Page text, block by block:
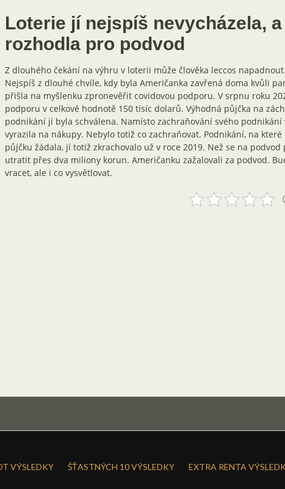
Loterie jí nejspíš nevycházela,
rozhodla pro podvod
Z dlouhého čekání na výhru v loterii může člověka leccos
Nejspíš z dlouhé chvíle, kdy byla Američanka zavřená doma kvůli
přišla na myšlenku zpronevěřit covidovou podporu. V srpnu roku
podporu v celkové hodnotě 150 tisíc dolarů. Výhodná půjčka na
podnikání jí byla schválena. Namísto zachraňování svého podnikání
vyrazila na nákupy. Nebylo totiž co zachraňovat. Podnikání, na které
půjčku žádala, jí totiž zkrachovalo už v roce 2019. Než se na
utratit přes dva miliony korun. Američanku zažalovali za podvod.
vracet, ale i co vysvětlovat.
VÝSLEDKY ŠŤASTNÝCH 10 VÝSLEDKY EXTRA RENTA